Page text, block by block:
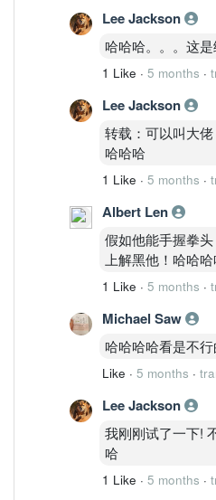
Lee Jackson
哈哈哈。。。这
1 Like · 5 months ·
Lee Jackson
转载：可以叫大佬
哈哈哈
1 Like · 5 months ·
Albert Len
假如他能手握拳
上解黑他！哈哈
1 Like · 5 months ·
Michael Saw
哈哈哈哈看是不
Like · 5 months ·
Lee Jackson
我刚刚试了一下!
哈
1 Like · 5 months ·